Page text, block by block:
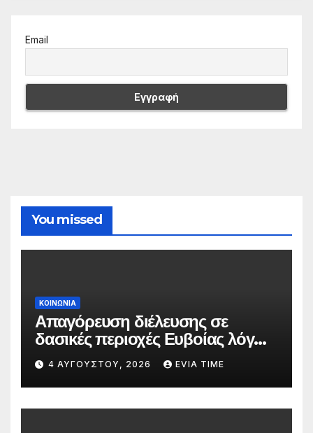
Email
You missed
ΚΟΙΝΩΝΙΑ
Απαγόρευση διέλευσης σε
δασικές περιοχές Ευβοίας λόγω
πολύ υψηλού κινδύνου
πυρκαγιάς
4 ΑΥΓΟΎΣΤΟΥ, 2026 EVIA TIME